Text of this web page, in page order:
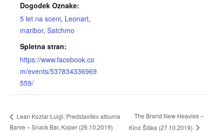
Dogodek Oznake:
5 let na sceni, Leonart,
maribor, Satchmo
Spletna stran:
https://www.facebook.co
m/events/537834336969
559/
Lean Kozlar Luigi: Predstavitev albuma
Barve – Snack Bar, Koper (26.10.2019)
The Brand New Heavies –
Kino Šiška (27.10.2019)